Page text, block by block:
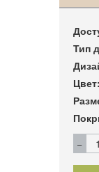
Тип
Цвет: